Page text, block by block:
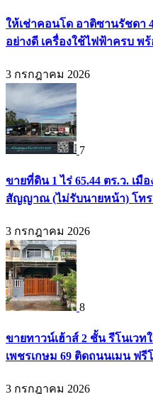
ให้เช่าคอนโด อาติซานรัชดา
อย่างดี เครื่องใช้ไฟฟ้าครบ พร้
3 กรกฎาคม 2026
7
ขายที่ดิน 1 ไร่ 65.44 ตร.ว. เมื
สัญญาณ (ไม่รับนายหน้า) โทร
3 กรกฎาคม 2026
8
ขายทาวน์เฮ้าส์ 2 ชั้น รีโนเว
เพชรเกษม 69 ติดถนนเมน ฟรี
3 กรกฎาคม 2026